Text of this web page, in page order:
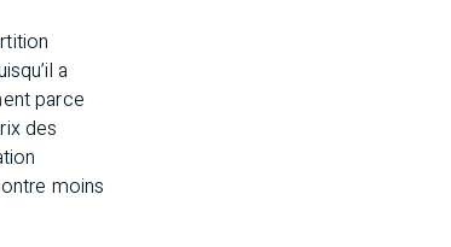
a
parce
des
moins